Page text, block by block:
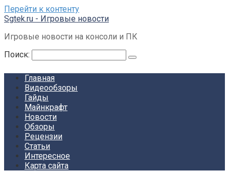
Перейти к контенту
Sgtek.ru - Игровые новости
Игровые новости на консоли и ПК
Поиск:
Главная
Видеообзоры
Гайды
Майнкрафт
Новости
Обзоры
Рецензии
Статьи
Интересное
Карта сайта